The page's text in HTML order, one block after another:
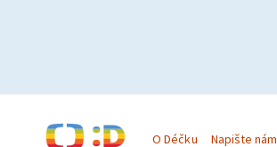
O Déčku Napište nám